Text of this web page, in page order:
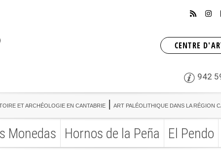
CENTRE
942
ET ARCHÉOLOGIE EN CANTABRIE
ET ARCHÉOLOGIE EN CANTABRIE
ART PALÉOLITHIQUE DANS LA RÉGION
ART PALÉOLITHIQUE DANS LA RÉGION
Monedas
Hornos de la Peña
El Pendo